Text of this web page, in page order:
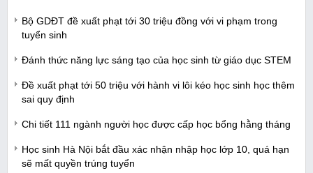
Bộ GDĐT đề xuất phạt tới 30 triệu đồng với vi phạm trong
tuyển sinh
Đánh thức năng lực sáng tạo của học sinh từ giáo dục STEM
Đề xuất phạt tới 50 triệu với hành vi lôi kéo học sinh học thêm
sai quy định
Chi tiết 111 ngành người học được cấp học bổng hằng tháng
Học sinh Hà Nội bắt đầu xác nhận nhập học lớp 10, quá hạn
sẽ mất quyền trúng tuyển